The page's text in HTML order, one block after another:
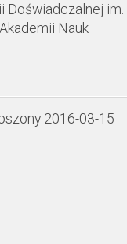
Doświadczalnej im.
Nauk
2016-03-15